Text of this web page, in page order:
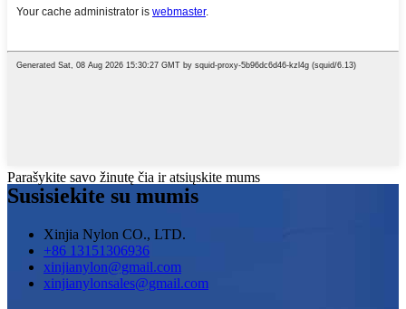
Parašykite savo žinutę čia ir atsiųskite mums
Susisiekite su mumis
Xinjia Nylon CO., LTD.
+86 13151306936
xinjianylon@gmail.com
xinjianylonsales@gmail.com